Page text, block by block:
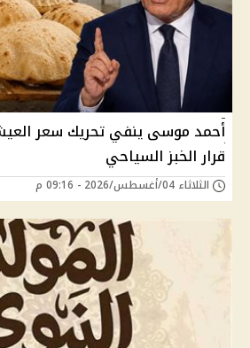
أحمد موسى ينفي تحريك سعر
قرار الخبز السياحي
الثلاثاء 04/أغسطس/2026 - 09:16 م